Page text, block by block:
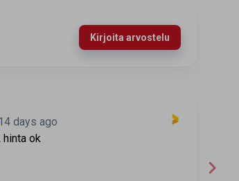
Kirjoita arvostelu
days ago
hinta ok